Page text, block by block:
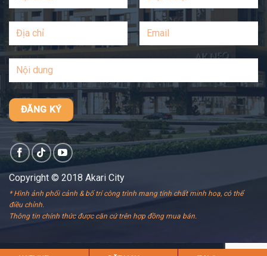
Copyright © 2018 Akari City
* Hình ảnh phối cảnh & bố trí công trình mang tính chất minh hoạ, có thể
điều chỉnh.
Thông tin chính thức được căn cứ trên hợp đồng mua bán.